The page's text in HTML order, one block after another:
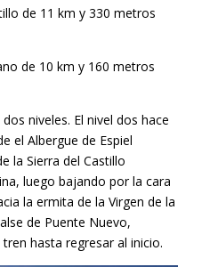
de 11 km y 330 metros
de 10 km y 160 metros
niveles. El nivel dos hace
el Albergue de Espiel
la Sierra del Castillo
luego bajando por la cara
la ermita de la Virgen de la
de Puente Nuevo,
hasta regresar al inicio.